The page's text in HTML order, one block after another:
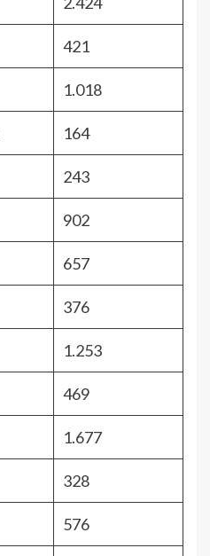
421
1.018
164
243
902
657
376
1.253
469
1.677
328
576